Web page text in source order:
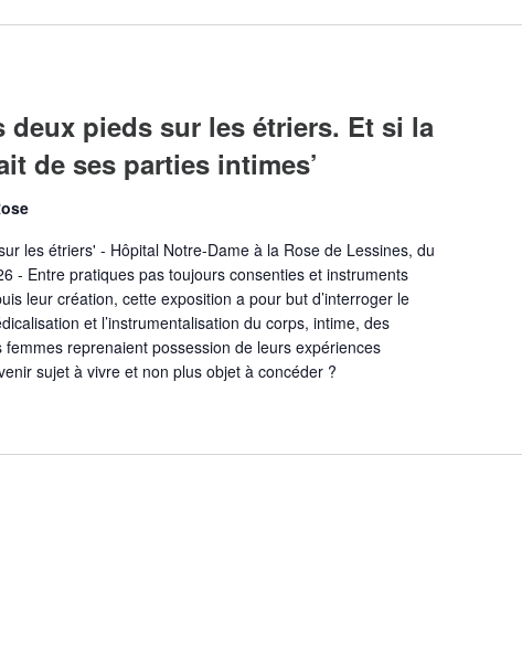
deux pieds sur les étriers. Et si la
de ses parties intimes’
les étriers' - Hôpital Notre-Dame à la Rose de Lessines, du
- Entre pratiques pas toujours consenties et instruments
leur création, cette exposition a pour but d’interroger le
et l’instrumentalisation du corps, intime, des
reprenaient possession de leurs expériences
sujet à vivre et non plus objet à concéder ?